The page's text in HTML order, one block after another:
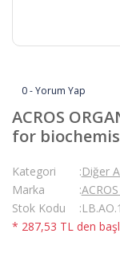
0 - Yorum Yap
ACROS
for
Kategori
Diğer
Marka
Stok Kodu
* 287,53 TL den